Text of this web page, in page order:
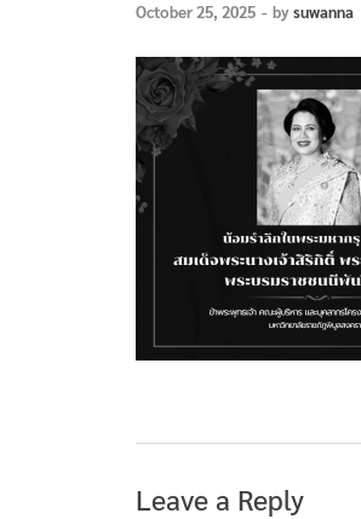
October 25, 2025 - bysuwanna
Leave a Reply